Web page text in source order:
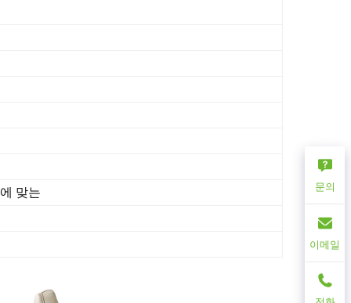
맞는 문의
이메일